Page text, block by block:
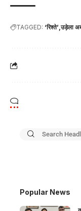
TAGGED: ‘रिश्ते’ उड़ेला
Popular News